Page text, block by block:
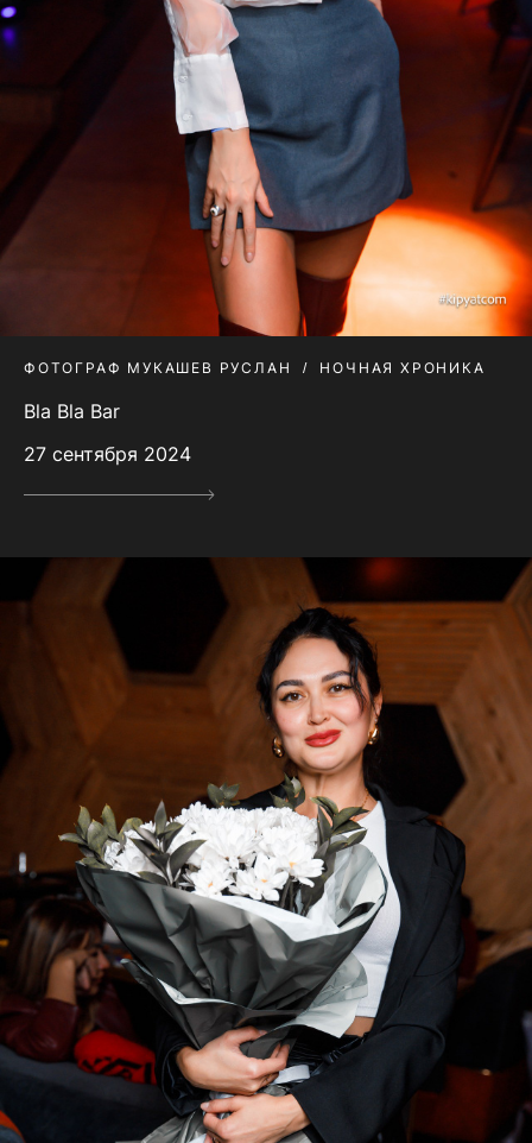
ФОТОГРАФ МУКАШЕВ РУСЛАН НОЧНАЯ ХРОНИКА
Bla Bla Bar
27 сентября 2024